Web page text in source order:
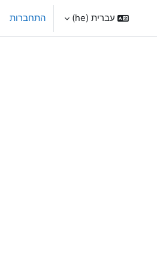
עברית ‎(he)‎ התחברות